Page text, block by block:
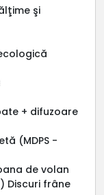
şi
+ difuzoare
(MDPS -
de volan
Discuri frâne